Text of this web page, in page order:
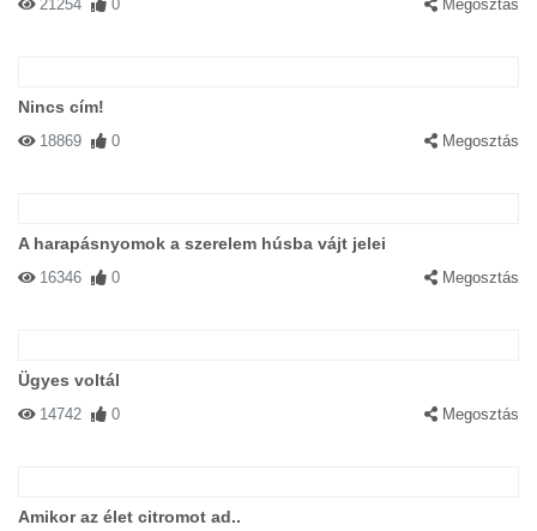
21254 0 Megosztás
Nincs cím!
18869 0 Megosztás
A harapásnyomok a szerelem húsba vájt jelei
16346 0 Megosztás
Ügyes voltál
14742 0 Megosztás
Amikor az élet citromot ad..